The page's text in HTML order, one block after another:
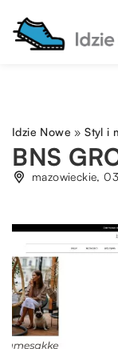
Idzie Nowe »Styl i
BNS
mazowieckie,